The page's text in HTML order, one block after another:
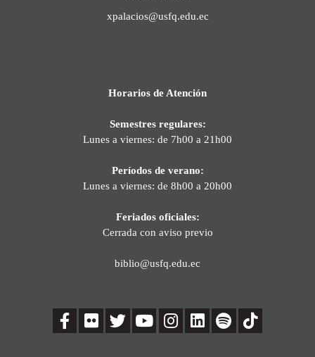
xpalacios@usfq.edu.ec
Horarios de Atención
Semestres regulares:
Lunes a viernes: de 7h00 a 21h00
Períodos de verano:
Lunes a viernes: de 8h00 a 20h00
Feriados oficiales:
Cerrada con aviso previo
biblio@usfq.edu.ec